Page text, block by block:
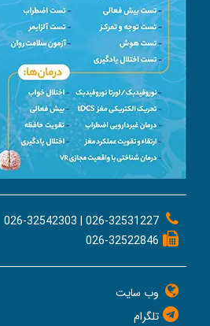
026-32531227 | 026-32542303
026-32522846
وب سایت
تلگرام